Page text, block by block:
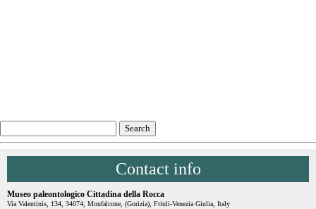
Contact info
Museo paleontologico Cittadina della Rocca
Via Valentinis, 134, 34074, Monfalcone, (Gorizia), Friuli-Venezia Giulia, Italy